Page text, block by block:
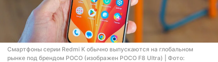
Смартфоны серии Redmi K обычно выпускаются на глобальном
рынке под брендом POCO (изображен POCO F8 Ultra) | Фото: